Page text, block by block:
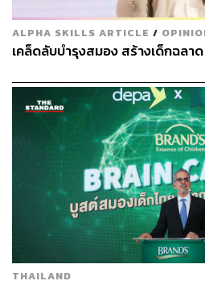
ALPHA SKILLS ARTICLE /
เคล็ดลับบำรุงสมอง สร้างเด็กฉลา
THAILAND